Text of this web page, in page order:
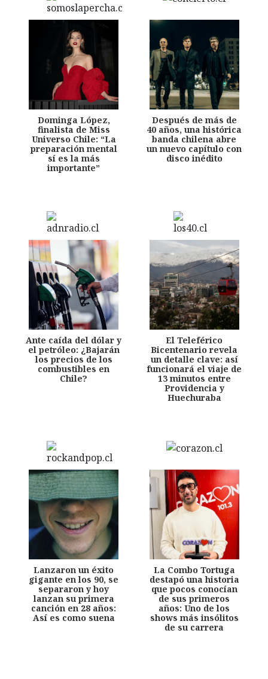
Dominga López,
finalista de Miss
Universo Chile: “La
preparación mental
sí es la más
importante”
Después de más de
40 años, una histórica
banda chilena abre
un nuevo capítulo con
disco inédito
Ante caída del dólar y
el petróleo: ¿Bajarán
los precios de los
combustibles en
Chile?
El Teleférico
Bicentenario revela
un detalle clave: así
funcionará el viaje de
13 minutos entre
Providencia y
Huechuraba
Lanzaron un éxito
gigante en los 90, se
separaron y hoy
lanzan su primera
canción en 28 años:
Así es como suena
La Combo Tortuga
destapó una historia
que pocos conocían
de sus primeros
años: Uno de los
shows más insólitos
de su carrera